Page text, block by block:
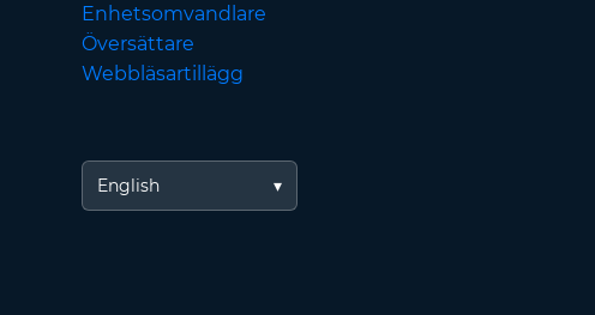
Enhetsomvandlare
Översättare
Webbläsartillägg
English